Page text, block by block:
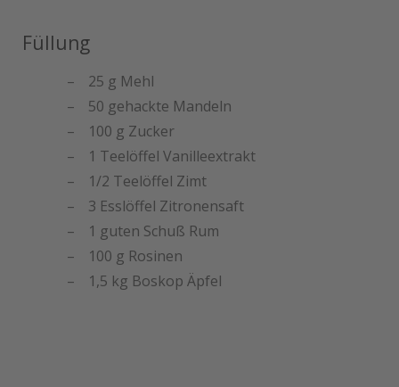
Füllung
25 g Mehl
50 gehackte Mandeln
100 g Zucker
1 Teelöffel Vanilleextrakt
1/2 Teelöffel Zimt
3 Esslöffel Zitronensaft
1 guten Schuß Rum
100 g Rosinen
1,5 kg Boskop Äpfel